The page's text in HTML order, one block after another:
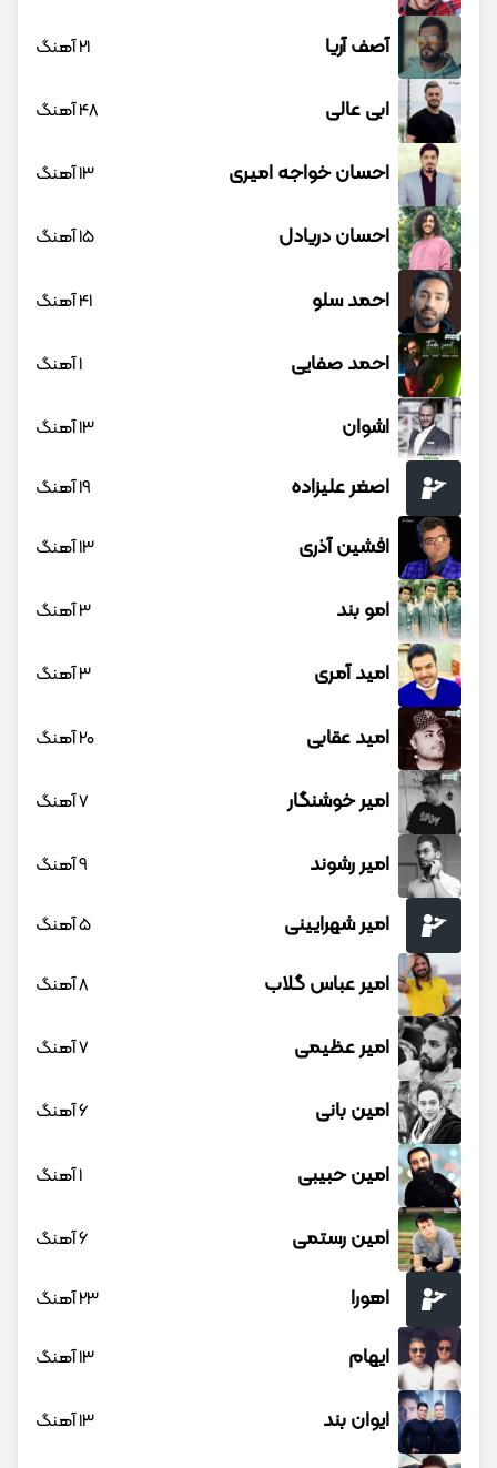
آصف آریا 21 آهنگ
ابی عالی 48 آهنگ
احسان خواجه امیری 13 آهنگ
احسان دریادل 15 آهنگ
احمد سلو 41 آهنگ
احمد صفایی 1 آهنگ
اشوان 13 آهنگ
اصغر علیزاده 19 آهنگ
افشین آذری 13 آهنگ
امو بند 3 آهنگ
امید آمری 3 آهنگ
امید عقابی 20 آهنگ
امیر خوشنگار 7 آهنگ
امیر رشوند 9 آهنگ
امیر شهرایینی 5 آهنگ
امیر عباس گلاب 8 آهنگ
امیر عظیمی 7 آهنگ
امین بانی 6 آهنگ
امین حبیبی 1 آهنگ
امین رستمی 6 آهنگ
اهورا 23 آهنگ
ایهام 13 آهنگ
ایوان بند 13 آهنگ